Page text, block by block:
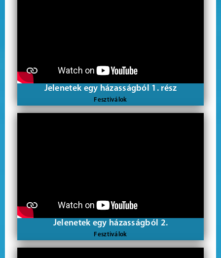
Jelenetek egy házasságból 1. rész
Fesztiválok
Jelenetek egy házasságból 2.
Fesztiválok